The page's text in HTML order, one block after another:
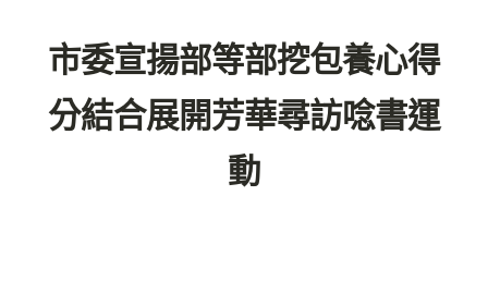
市委宣揚部等部挖包養心得
分結合展開芳華尋訪唸書運
動